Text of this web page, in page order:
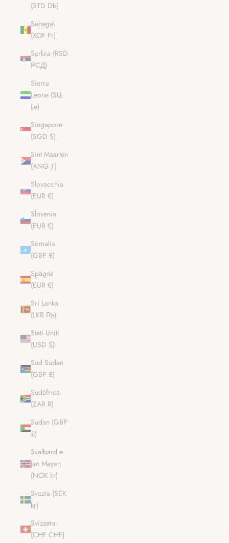
(STD Db)
Senegal
(XOF Fr)
Serbia (RSD
РСД)
Sierra
Leone (SLL
Le)
Singapore
(SGD $)
Sint Maarten
(ANG ƒ)
Slovacchia
(EUR €)
Slovenia
(EUR €)
Somalia
(GBP £)
Spagna
(EUR €)
Sri Lanka
(LKR ₨)
Stati Uniti
(USD $)
Sud Sudan
(GBP £)
Sudafrica
(ZAR R)
Sudan (GBP
£)
Svalbard e
Jan Mayen
(NOK kr)
Svezia (SEK
kr)
Svizzera
(CHF CHF)